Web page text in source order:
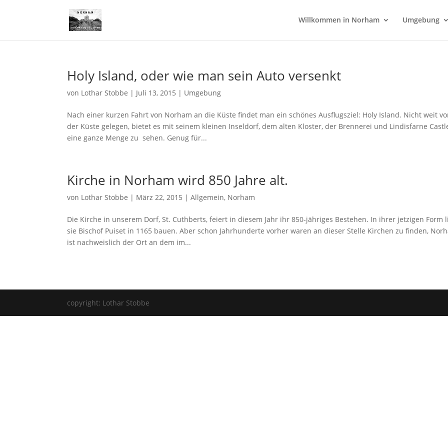
Willkommen in Norham Umgebung
Holy Island, oder wie man sein Auto versenkt
von Lothar Stobbe | Juli 13, 2015 | Umgebung
Nach einer kurzen Fahrt von Norham an die Küste findet man ein schönes Ausflugsziel: Holy Island. Nicht weit
der Küste gelegen, bietet es mit seinem kleinen Inseldorf, dem alten Kloster, der Brennerei und Lindisfarne
eine ganze Menge zu sehen. Genug für...
Kirche in Norham wird 850 Jahre alt.
von Lothar Stobbe | März 22, 2015 |Allgemein, Norham
Die Kirche in unserem Dorf, St. Cuthberts, feiert in diesem Jahr ihr 850-jähriges Bestehen. In ihrer jetzigen Form
sie Bischof Puiset in 1165 bauen. Aber schon Jahrhunderte vorher waren an dieser Stelle Kirchen zu finden,
ist nachweislich der Ort an dem im...
copyright: Lothar Stobbe